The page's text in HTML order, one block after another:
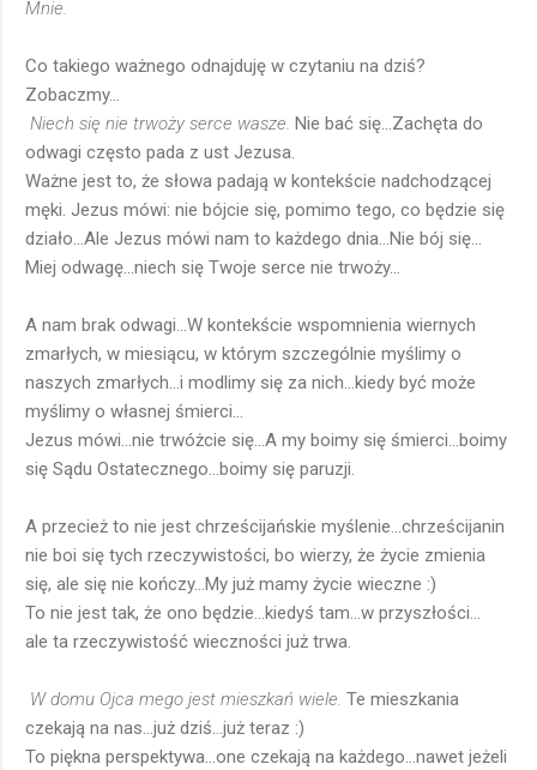
Mnie.
Co takiego ważnego odnajduję w czytaniu na dziś?
Zobaczmy...
Niech się nie trwoży serce wasze. Nie bać się...Zachęta do
odwagi często pada z ust Jezusa.
Ważne jest to, że słowa padają w kontekście nadchodzącej
męki. Jezus mówi: nie bójcie się, pomimo tego, co będzie się
działo...Ale Jezus mówi nam to każdego dnia...Nie bój się...
Miej odwagę...niech się Twoje serce nie trwoży...
A nam brak odwagi...W kontekście wspomnienia wiernych
zmarłych, w miesiącu, w którym szczególnie myślimy o
naszych zmarłych...i modlimy się za nich...kiedy być może
myślimy o własnej śmierci...
Jezus mówi...nie trwóżcie się...A my boimy się śmierci...boimy
się Sądu Ostatecznego...boimy się paruzji.
A przecież to nie jest chrześcijańskie myślenie...chrześcijanin
nie boi się tych rzeczywistości, bo wierzy, że życie zmienia
się, ale się nie kończy...My już mamy życie wieczne :)
To nie jest tak, że ono będzie...kiedyś tam...w przyszłości...
ale ta rzeczywistość wieczności już trwa.
W domu Ojca mego jest mieszkań wiele. Te mieszkania
czekają na nas...już dziś...już teraz :)
To piękna perspektywa...one czekają na każdego...nawet jeżeli